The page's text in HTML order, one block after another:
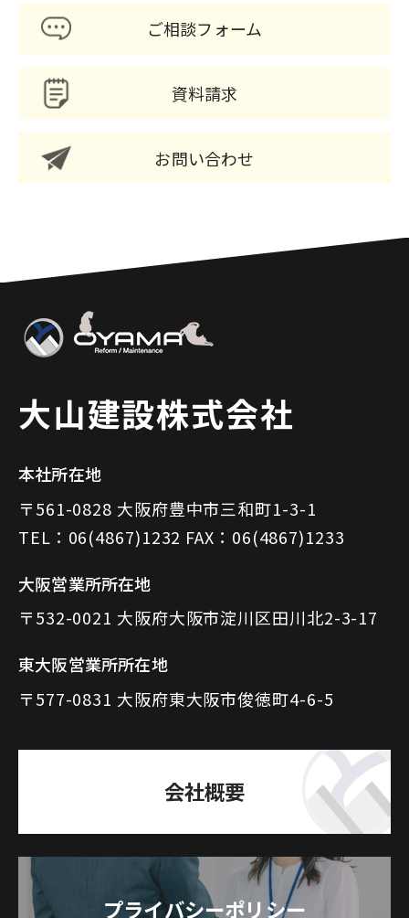
ご相談フォーム
資料請求
お問い合わせ
大山建設株式会社
本社所在地
〒561-0828 大阪府豊中市三和町1-3-1
TEL：06(4867)1232 FAX：06(4867)1233
大阪営業所所在地
〒532-0021 大阪府大阪市淀川区田川北2-3-17
東大阪営業所所在地
〒577-0831 大阪府東大阪市俊徳町4-6-5
会社概要
プライバシーポリシー